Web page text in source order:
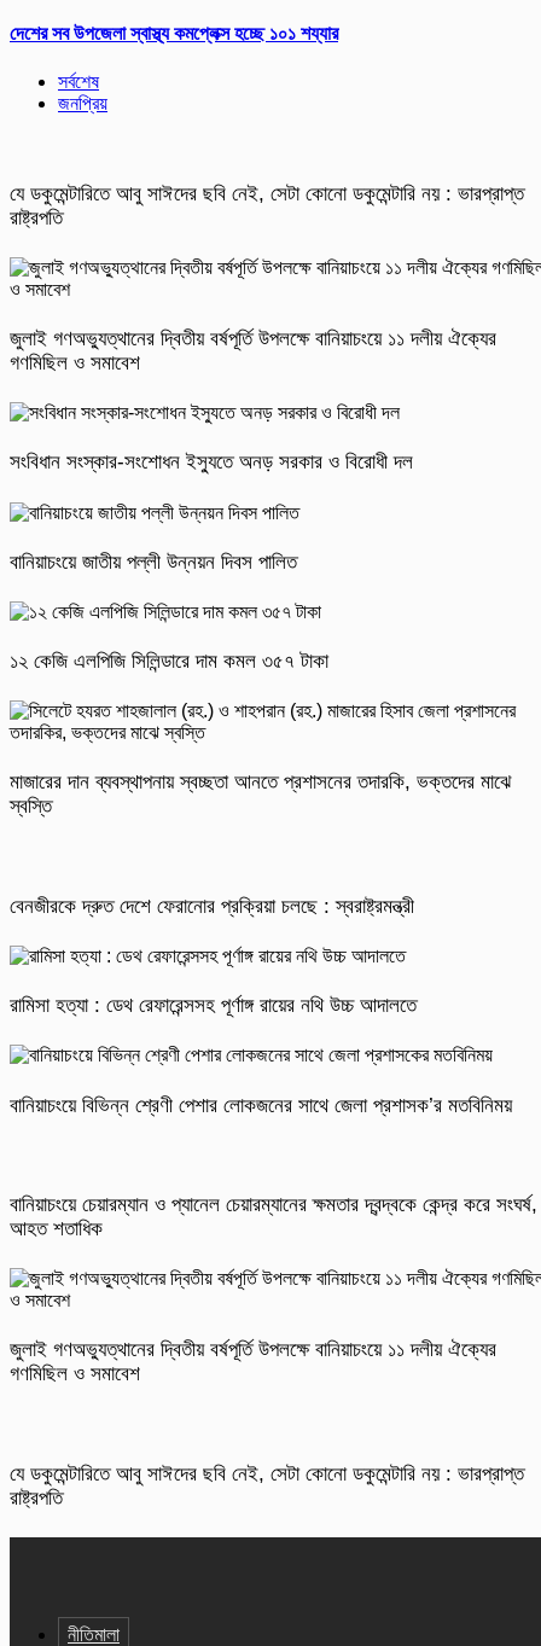
দেশের সব উপজেলা স্বাস্থ্য কমপ্লেক্স হচ্ছে ১০১ শয্যার
সর্বশেষ
জনপ্রিয়
যে ডকুমেন্টারিতে আবু সাঈদের ছবি নেই, সেটা কোনো ডকুমেন্টারি নয় : ভারপ্রাপ্ত
রাষ্ট্রপতি
জুলাই গণঅভ্যুত্থানের দ্বিতীয় বর্ষপূর্তি উপলক্ষে বানিয়াচংয়ে ১১ দলীয় ঐক্যের
গণমিছিল ও সমাবেশ
সংবিধান সংস্কার-সংশোধন ইস্যুতে অনড় সরকার ও বিরোধী দল
বানিয়াচংয়ে জাতীয় পল্লী উন্নয়ন দিবস পালিত
১২ কেজি এলপিজি সিলিন্ডারে দাম কমল ৩৫৭ টাকা
মাজারের দান ব্যবস্থাপনায় স্বচ্ছতা আনতে প্রশাসনের তদারকি, ভক্তদের মাঝে
স্বস্তি
বেনজীরকে দ্রুত দেশে ফেরানোর প্রক্রিয়া চলছে : স্বরাষ্ট্রমন্ত্রী
রামিসা হত্যা : ডেথ রেফারেন্সসহ পূর্ণাঙ্গ রায়ের নথি উচ্চ আদালতে
বানিয়াচংয়ে বিভিন্ন শ্রেণী পেশার লোকজনের সাথে জেলা প্রশাসক’র মতবিনিময়
বানিয়াচংয়ে চেয়ারম্যান ও প্যানেল চেয়ারম্যানের ক্ষমতার দ্বন্দ্বকে কেন্দ্র করে সংঘর্ষ,
আহত শতাধিক
জুলাই গণঅভ্যুত্থানের দ্বিতীয় বর্ষপূর্তি উপলক্ষে বানিয়াচংয়ে ১১ দলীয় ঐক্যের
গণমিছিল ও সমাবেশ
যে ডকুমেন্টারিতে আবু সাঈদের ছবি নেই, সেটা কোনো ডকুমেন্টারি নয় : ভারপ্রাপ্ত
রাষ্ট্রপতি
নীতিমালা